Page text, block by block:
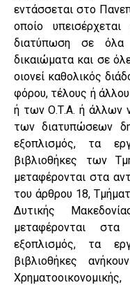
εντάσσεται στο
οποίο
διατύπωση σε όλα
δικαιώματα και σε
οιονεί καθολικός
φόρου, τέλους ή
ή των Ο.Τ.Α. ή άλλων
των διατυπώσεων
εξοπλισμός, τα
βιβλιοθήκες των
μεταφέρονται στα
του άρθρου 18,
Δυτικής
μεταφέρονται
εξοπλισμός, τα
βιβλιοθήκες